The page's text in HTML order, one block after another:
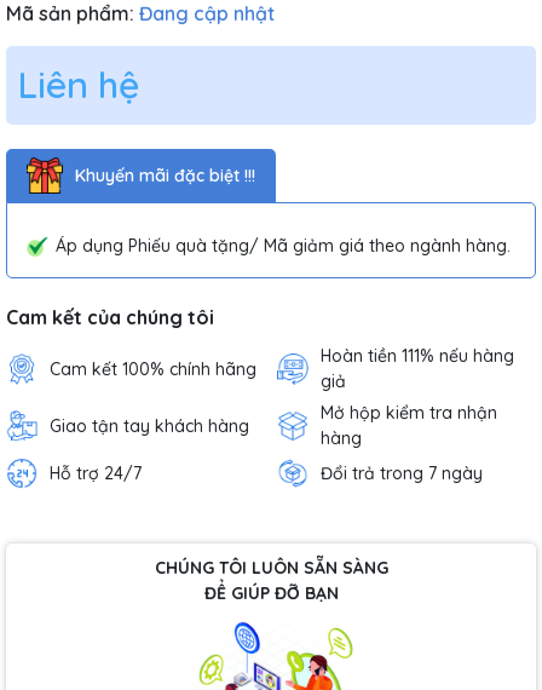
Mã sản phẩm: Đang cập nhật
Liên hệ
Khuyến mãi đặc biệt !!!
Áp dụng Phiếu quà tặng/ Mã giảm giá theo ngành hàng.
Cam kết của chúng tôi
Cam kết 100% chính hãng
Hoàn tiền 111% nếu hàng
giả
Giao tận tay khách hàng
Mở hộp kiểm tra nhận
hàng
Hỗ trợ 24/7
Đổi trả trong 7 ngày
CHÚNG TÔI LUÔN SẴN SÀNG
ĐỂ GIÚP ĐỠ BẠN